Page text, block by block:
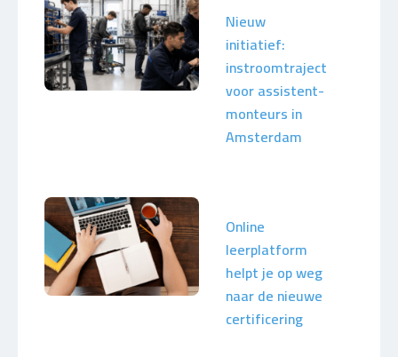
Nieuw
initiatief:
instroomtraject
voor assistent-
monteurs in
Amsterdam
Online
leerplatform
helpt je op weg
naar de nieuwe
certificering